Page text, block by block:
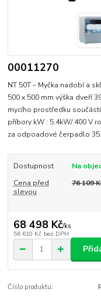
00011270
NT 50T – Myčka nadobí a
500 x 500 mm výška dveří
mycího prostředku
příbory kW : 5,4kW/ 400 V
za odpoadové čerpadlo
Dostupnost
Na
Cena před
slevou
76 109
68 498 Kč/ks
56 610 Kč bez DPH
Číslo produktu: